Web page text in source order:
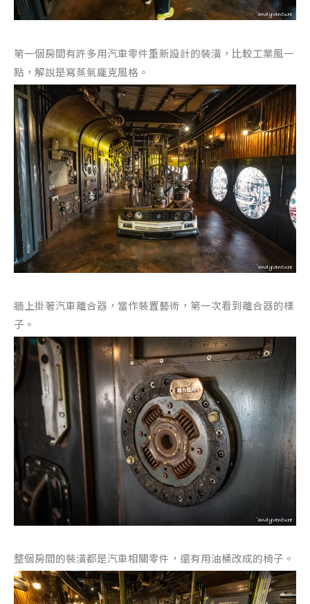
第一個房間有許多用汽車零件重新設計的裝潢，比較工業風一
點，解說是寫蒸氣龐克風格。
牆上掛著汽車離合器，當作裝置藝術，第一次看到離合器的樣
子。
整個房間的裝潢都是汽車相關零件，還有用油桶改成的椅子。